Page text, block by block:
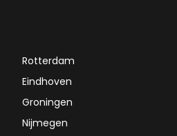
Rotterdam
Eindhoven
Groningen
Nijmegen